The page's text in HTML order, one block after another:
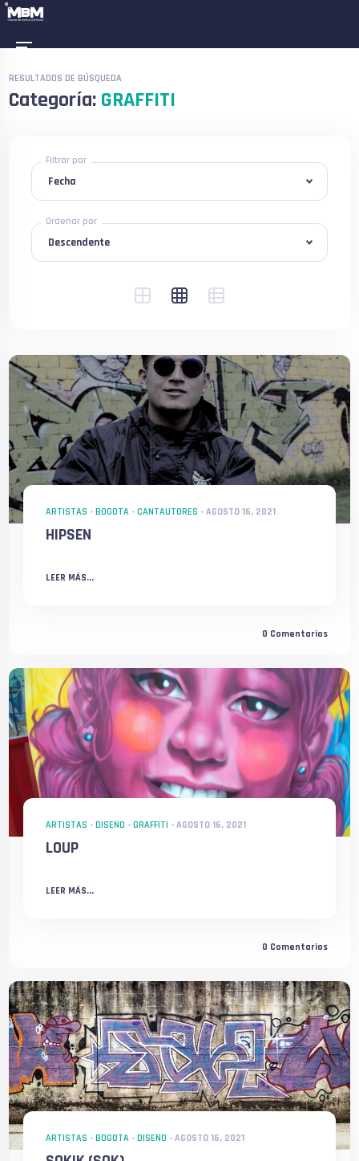
RESULTADOS DE BÚSQUEDA
Categoría: GRAFFITI
Filtrar por
Ordenar por
ARTISTAS - BOGOTA- CANTAUTORES - AGOSTO 16, 2021
HIPSEN
LEER MÁS...
0 Comentarios
ARTISTAS - DISEÑO - GRAFFITI - AGOSTO 16, 2021
LOUP
LEER MÁS...
0 Comentarios
ARTISTAS - BOGOTA- DISEÑO - AGOSTO 16, 2021